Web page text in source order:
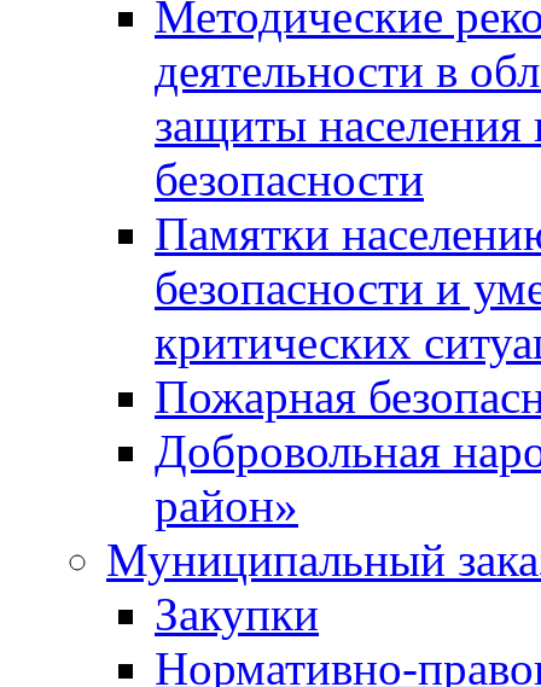
Методические
деятельности в
защиты
безопасности
Памятки
безопасности и
критических
Пожарная
Добровольная
район»
Муниципальный
Закупки
Нормативно-